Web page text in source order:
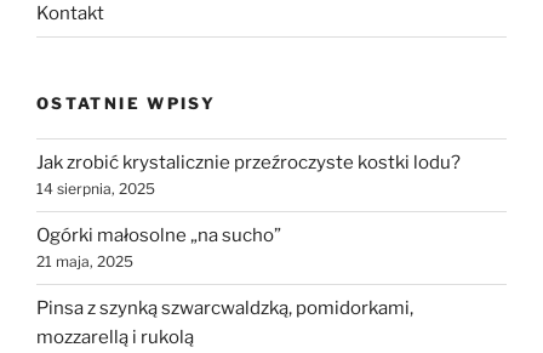
Kontakt
OSTATNIE WPISY
Jak zrobić krystalicznie przeźroczyste kostki lodu?
14 sierpnia, 2025
Ogórki małosolne „na sucho”
21 maja, 2025
Pinsa z szynką szwarcwaldzką, pomidorkami,
mozzarellą i rukolą